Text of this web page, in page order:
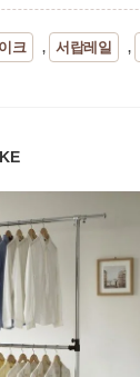
크 , 서랍레일 ,